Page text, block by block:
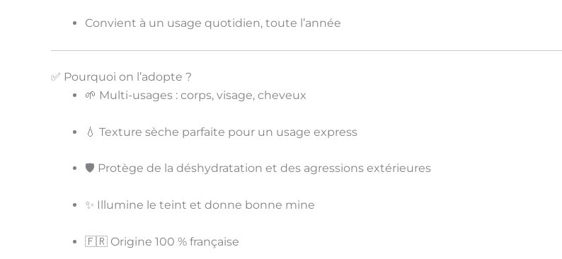
Convient à un usage quotidien, toute l’année
✅ Pourquoi on l’adopte ?
🌱 Multi-usages : corps, visage, cheveux
💧 Texture sèche parfaite pour un usage express
🛡️ Protège de la déshydratation et des agressions extérieures
✨ Illumine le teint et donne bonne mine
🇫🇷 Origine 100 % française